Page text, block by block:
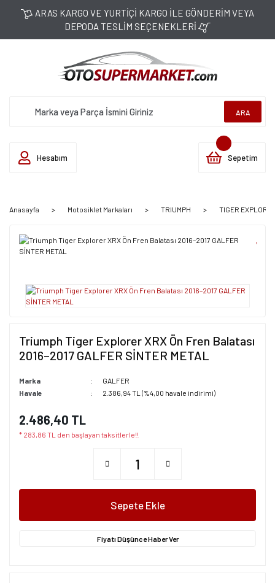
ARAS KARGO VE YURTİÇİ KARGO İLE GÖNDERİM VEYA
DEPODA TESLİM SEÇENEKLERİ
ARA
Hesabım Sepetim
Anasayfa Motosiklet Markaları TRIUMPH TIGER
Triumph Tiger Explorer XRX Ön Fren Balatası
2016–2017 GALFER SİNTER METAL
Marka
GALFER
Havale
2.386,94 TL (%4,00 havale indirimi)
2.486,40 TL
* 283,86 TL den başlayan taksitlerle!!
Sepete Ekle
Fiyatı Düşünce Haber Ver